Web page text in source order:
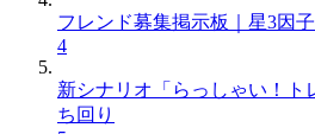
フレンド募集掲示板｜星3因
4
新シナリオ「らっしゃい！ト
ち回り